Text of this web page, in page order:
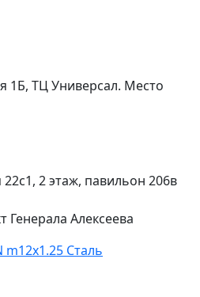
1Б, ТЦ Универсал. Место
2 этаж, павильон 206в
Генерала Алексеева
m12x1.25 Сталь